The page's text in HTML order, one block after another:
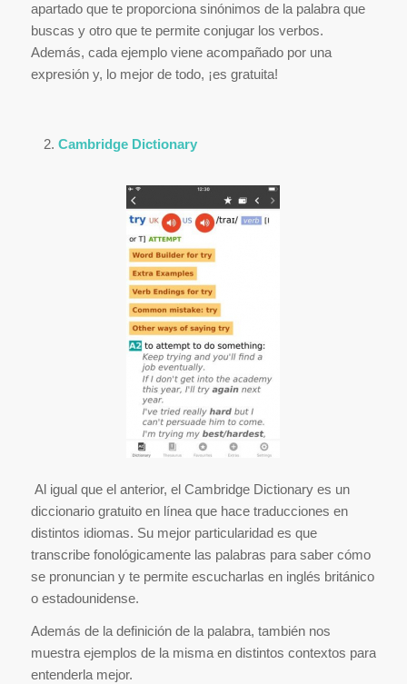
apartado que te proporciona sinónimos de la palabra que
buscas y otro que te permite conjugar los verbos.
Además, cada ejemplo viene acompañado por una
expresión y, lo mejor de todo, ¡es gratuita!
Cambridge Dictionary
Al igual que el anterior, el Cambridge Dictionary es un
diccionario gratuito en línea que hace traducciones en
distintos idiomas. Su mejor particularidad es que
transcribe fonológicamente las palabras para saber cómo
se pronuncian y te permite escucharlas en inglés británico
o estadounidense.
Además de la definición de la palabra, también nos
muestra ejemplos de la misma en distintos contextos para
entenderla mejor.